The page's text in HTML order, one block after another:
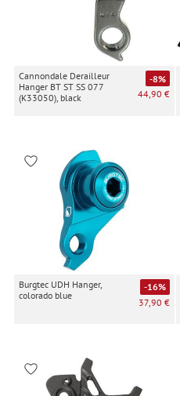
Cannondale Derailleur
Hanger BT ST SS 077
(K33050), black
-8%
44,90 €
Burgtec UDH Hanger,
colorado blue
-16%
37,90 €